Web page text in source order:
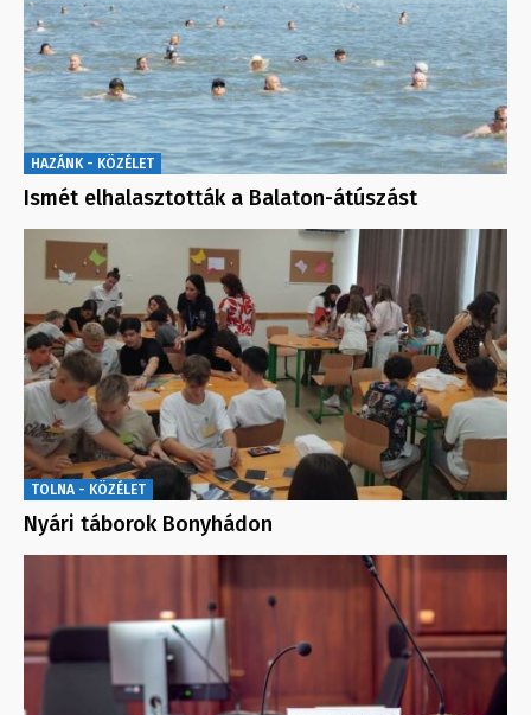
HAZÁNK - KÖZÉLET
Ismét elhalasztották a Balaton-átúszást
TOLNA - KÖZÉLET
Nyári táborok Bonyhádon